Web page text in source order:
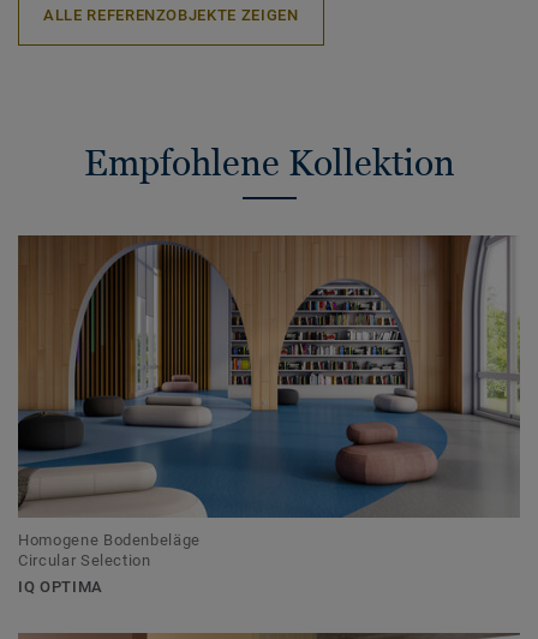
ALLE REFERENZOBJEKTE ZEIGEN
Empfohlene Kollektion
Homogene Bodenbeläge
Circular Selection
IQ OPTIMA